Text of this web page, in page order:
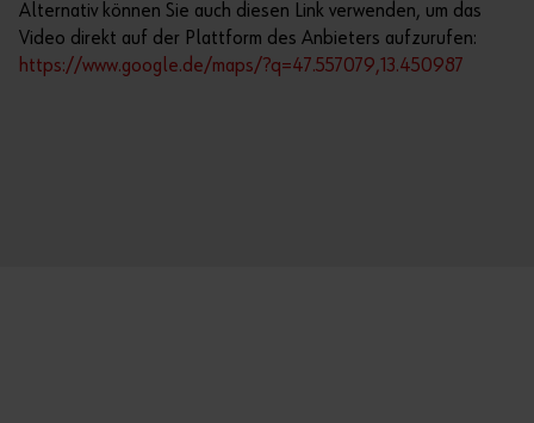
Alternativ können Sie auch diesen Link verwenden, um das
Video direkt auf der Plattform des Anbieters aufzurufen:
https://www.google.de/maps/?q=47.557079,13.450987